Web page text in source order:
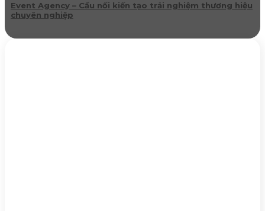
Event Agency – Cầu nối kiến tạo trải nghiệm thương hiệu
chuyên nghiệp